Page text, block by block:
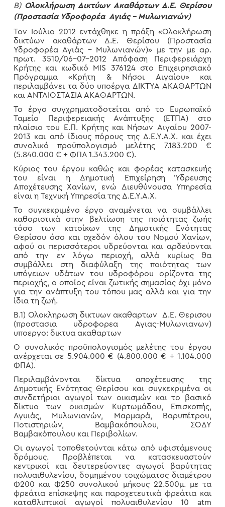
Β) Ολοκλήρωση Δικτύων Ακαθάρτων Δ.Ε. Θερίσου
(Προστασία Υδροφορέα Αγιάς – Μυλωνιανών)
Τον Ιούλιο 2012 εντάχθηκε η πράξη «Ολοκλήρωση
δικτύων ακαθάρτων Δ.Ε. Θερίσου (Προστασία
Υδροφορέα Αγιάς – Μυλωνιανών)» με την με αρ.
πρωτ. 3510/06-07-2012 Απόφαση Περιφερειάρχη
Κρήτης και κωδικό MIS 376124 στο Επιχειρησιακό
Πρόγραμμα «Κρήτη & Νήσοι Αιγαίου» και
περιλαμβάνει τα δύο υποέργα ΔΙΚΤΥΑ ΑΚΑΘΑΡΤΩΝ
και ΑΝΤΛΙΟΣΤΑΣΙΑ ΑΚΑΘΑΡΤΩΝ.
Το έργο συγχρηματοδοτείται από το Ευρωπαϊκό
Ταμείο Περιφερειακής Ανάπτυξης (ΕΤΠΑ) στο
πλαίσιο του Ε.Π. Κρήτης και Νήσων Αιγαίου 2007-
2013 και από ίδιους πόρους της Δ.Ε.Υ.Α.Χ. και έχει
συνολικό προϋπολογισμό μελέτης 7.183.200 €
(5.840.000 € + ΦΠΑ 1.343.200 €).
Κύριος του έργου καθώς και φορέας κατασκευής
του είναι η Δημοτική Επιχείρηση Ύδρευσης
Αποχέτευσης Χανίων, ενώ Διευθύνουσα Υπηρεσία
είναι η Τεχνική Υπηρεσία της Δ.Ε.Υ.Α.Χ.
Το συγκεκριμένο έργο αναμένεται να συμβάλλει
καθοριστικά στην βελτίωση της ποιότητας ζωής
τόσο των κατοίκων της Δημοτικής Ενότητας
Θερίσου όσο και σχεδόν όλου του Νομού Χανίων,
αφού οι περισσότεροι υδρεύονται και αρδεύονται
από την εν λόγω περιοχή, αλλά κυρίως θα
συμβάλλει στη διαφύλαξη της ποιότητας των
υπόγειων υδάτων του υδροφόρου ορίζοντα της
περιοχής, ο οποίος είναι ζωτικής σημασίας όχι μόνο
για την ανάπτυξη του τόπου μας αλλά και για την
ίδια τη ζωή.
Β.1) Ολοκληρωση δικτυων ακαθαρτων Δ.Ε. Θερισου
(προστασια υδροφορεα Αγιας-Μυλωνιανων)
υποεργο: δικτυα ακαθαρτων
Ο συνολικός προϋπολογισμός μελέτης του έργου
ανέρχεται σε 5.904.000 € (4.800.000 € + 1.104.000
ΦΠΑ).
Περιλαμβάνονται δίκτυα αποχέτευσης της
Δημοτικής Ενότητας Θερίσου και συγκεκριμένα οι
συνδετήριοι αγωγοί των οικισμών και το βασικό
δίκτυο των οικισμών Κυρτωμάδου, Επισκοπής,
Αγυιάς, Μυλωνιανών, Μαρμαρά, Βαρυπέτρου,
Ποτιστηριών, Βαμβακόπουλου, ΣΟΔΥ
Βαμβακόπουλου και Περιβολίων.
Οι αγωγοί τοποθετούνται κάτω από υφιστάμενους
δρόμους. Προβλέπεται να κατασκευαστούν
κεντρικοί και δευτερεύοντες αγωγοί βαρύτητας
πολυαιθυλενίου, δομημένου τοιχώματος διαμέτρου
Φ200 και Φ250 συνολικού μήκους 22.500μ. με τα
φρεάτια επίσκεψης και παροχετευτικά φρεάτια και
καταθλιπτικοί αγωγοί πολυαιθυλενίου 10 atm